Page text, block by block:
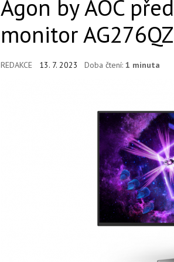
Agon by AOC
monitor
REDAKCE 13. 7. 2023 Doba čtení: 1 minuta